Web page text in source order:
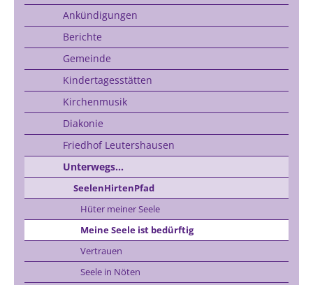
Ankündigungen
Berichte
Gemeinde
Kindertagesstätten
Kirchenmusik
Diakonie
Friedhof Leutershausen
Unterwegs...
SeelenHirtenPfad
Hüter meiner Seele
Meine Seele ist bedürftig
Vertrauen
Seele in Nöten